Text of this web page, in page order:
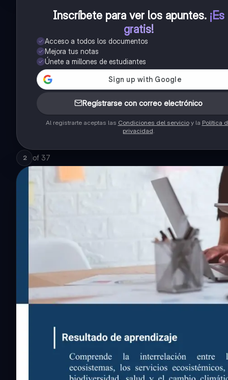
Inscríbete para ver los apuntes. ¡Es
gratis!
Acceso a todos los documentos
Mejora tus notas
Únete a millones de estudiantes
Regístrarse con correo electrónico
Al registrarte aceptas las Condiciones del servicioy la Política
privacidad.
2 of 37